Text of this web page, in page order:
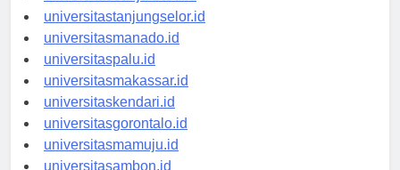
universitasbanjarbaru.id
universitastanjungselor.id
universitasmanado.id
universitaspalu.id
universitasmakassar.id
universitaskendari.id
universitasgorontalo.id
universitasmamuju.id